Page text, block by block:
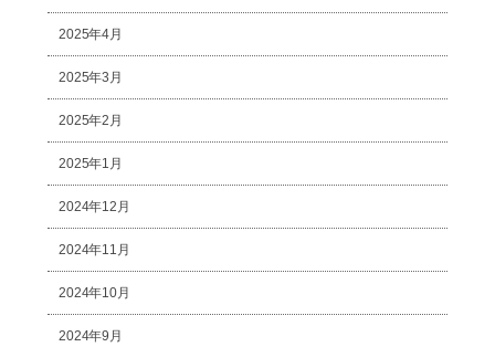
2025年4月
2025年3月
2025年2月
2025年1月
2024年12月
2024年11月
2024年10月
2024年9月